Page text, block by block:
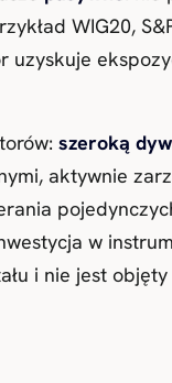
WIG20,
szeroką
aktywnie
w
i nie jest objęty